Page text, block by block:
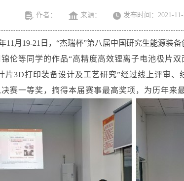
作者： 来源： 发布时间：2021-
月19-21日， “杰瑞杯”第八届中国研究生能源装
伦等同学的作品“高精度高效锂离子电池极片
片3D打印装备设计及工艺研究”经过线上评审
赛一等奖，摘得本届赛事最高奖项，为历年来